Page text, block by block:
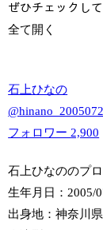
ぜひチェックして
全て開く
石上ひなの
@
フォロワー 2,900
石上ひなののプ
生年月日：2005/
出身地：神奈川県